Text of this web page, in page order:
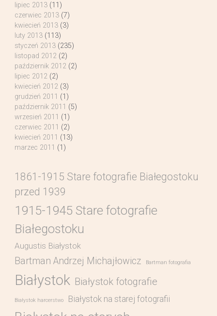
lipiec 2013 (11)
czerwiec 2013 (7)
kwiecień 2013 (3)
luty 2013 (113)
styczeń 2013 (235)
listopad 2012 (2)
październik 2012 (2)
lipiec 2012 (2)
kwiecień 2012 (3)
grudzień 2011 (1)
październik 2011 (5)
wrzesień 2011 (1)
czerwiec 2011 (2)
kwiecień 2011 (13)
marzec 2011 (1)
1861-1915 Stare fotografie Białegostoku
przed 1939
1915-1945 Stare fotografie
Białegostoku
Augustis Białystok
Bartman Andrzej Michajłowicz Bartman fotografia
Białystok Białystok fotografie
Białystok harcerstwo Białystok na starej fotografii